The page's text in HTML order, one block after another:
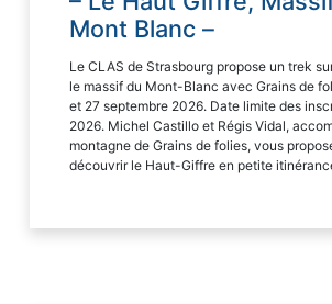
Mont Blanc –
Le CLAS de Strasbourg propose un trek
le massif du Mont-Blanc avec Grains de
et 27 septembre 2026. Date limite des
2026. Michel Castillo et Régis Vidal,
montagne de Grains de folies, vous
découvrir le Haut-Giffre en petite